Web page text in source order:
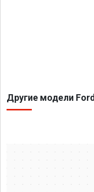
Другие модели Ford